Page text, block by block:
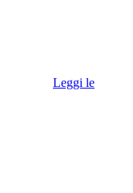
Leggi le